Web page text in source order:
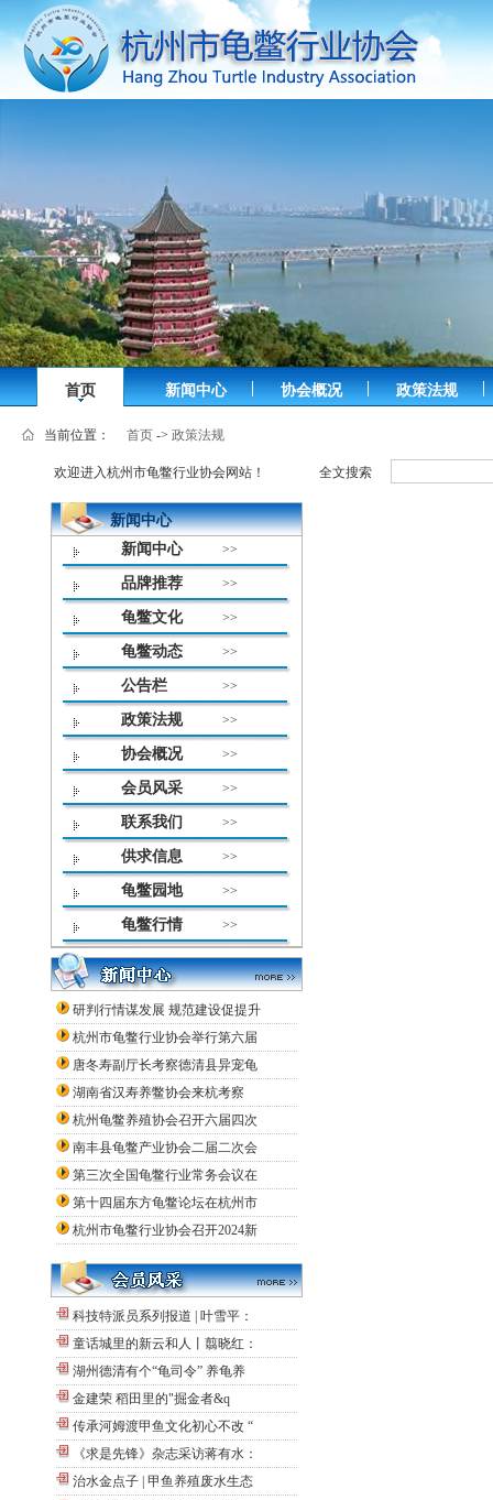
首页 新闻中心 协会概况 政策法规
当前位置： 首页 -> 政策法规
欢迎进入杭州市龟鳖行业协会网站！ 全文搜索
新闻中心
新闻中心
>>
品牌推荐 >>
龟鳖文化 >>
龟鳖动态 >>
公告栏 >>
政策法规 >>
协会概况 >>
会员风采 >>
联系我们 >>
供求信息 >>
龟鳖园地 >>
龟鳖行情 >>
研判行情谋发展 规范建设促提升
杭州市龟鳖行业协会举行第六届
唐冬寿副厅长考察德清县异宠龟
湖南省汉寿养鳖协会来杭考察
杭州龟鳖养殖协会召开六届四次
南丰县龟鳖产业协会二届二次会
第三次全国龟鳖行业常务会议在
第十四届东方龟鳖论坛在杭州市
杭州市龟鳖行业协会召开2024新
科技特派员系列报道 | 叶雪平：
童话城里的新云和人丨翦晓红：
湖州德清有个“龟司令” 养龟养
金建荣 稻田里的"掘金者&q
传承河姆渡甲鱼文化初心不改 “
《求是先锋》杂志采访蒋有水：
治水金点子 | 甲鱼养殖废水生态